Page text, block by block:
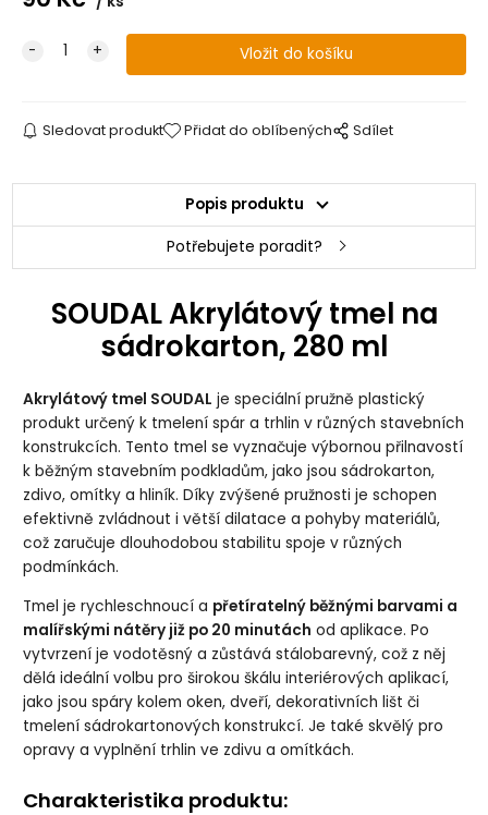
Sledovat produkt Přidat do oblíbených Sdílet
Popis produktu
Potřebujete poradit?
SOUDAL Akrylátový tmel na
sádrokarton, 280 ml
Akrylátový tmel SOUDAL je speciální pružně plastický
produkt určený k tmelení spár a trhlin v různých stavebních
konstrukcích. Tento tmel se vyznačuje výbornou přilnavostí
k běžným stavebním podkladům, jako jsou sádrokarton,
zdivo, omítky a hliník. Díky zvýšené pružnosti je schopen
efektivně zvládnout i větší dilatace a pohyby materiálů,
což zaručuje dlouhodobou stabilitu spoje v různých
podmínkách.
Tmel je rychleschnoucí a přetíratelný běžnými barvami a
malířskými nátěry již po 20 minutách od aplikace. Po
vytvrzení je vodotěsný a zůstává stálobarevný, což z něj
dělá ideální volbu pro širokou škálu interiérových aplikací,
jako jsou spáry kolem oken, dveří, dekorativních lišt či
tmelení sádrokartonových konstrukcí. Je také skvělý pro
opravy a vyplnění trhlin ve zdivu a omítkách.
Charakteristika produktu: